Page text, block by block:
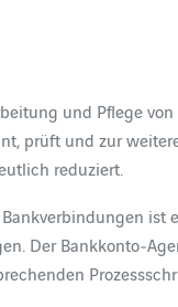
und Pflege
prüft und zur
reduziert.
Der